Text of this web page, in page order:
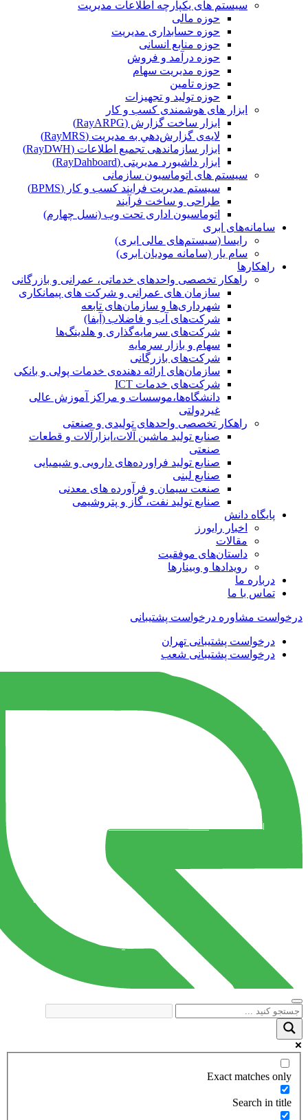
سیستم های یکپارچه اطلاعات مدیریت
حوزه مالی
حوزه حسابداری مدیریت
حوزه منابع انسانی
حوزه درآمد و فروش
حوزه مدیریت سهام
حوزه تامین
حوزه تولید و تجهیزات
ابزار های هوشمندی کسب و کار
ابزار ساخت گزارش (RayARPG)
لایه‌ی گزارش‌دهي به مديريت (RayMRS)
ابزار سازماندهی تجمیع اطلاعات (RayDWH)
ابزار داشبورد مدیریتی (RayDahboard)
سیستم های اتوماسیون سازمانی
سیستم مدیریت فرایند کسب و کار (BPMS)
طراحی و ساخت فرآیند
اتوماسیون اداری تحت وب (نسل چهارم)
سامانه‌های ابری
رایسا (سیستم‌های مالی ابری)
سام یار (سامانه مودیان ابری)
راهکارها
راهکار تخصصی واحدهای خدماتی، عمرانی و بازرگانی
سازمان های عمرانی و شرکت های پیمانکاری
شهرداری‌ها و سازمان‌های تابعه
شرکت‌های آب و فاضلاب (آبفا)
شرکت‌های سرمایه‌گذاری و هلدینگ‌ها
سهام و بازار سرمایه
شرکت‌های بازرگانی
سازمان‌های ارائه دهنده‌ی خدمات پولی و بانکی
شرکت‌های خدمات ICT
دانشگاه‌ها،موسسات و مراکز آموزش عالی
غیردولتی
راهکار تخصصی واحدهای تولیدی و صنعتی
صنایع توليد ماشين آلات،ابزارآلات و قطعات
صنعتی
صنایع تولید فراورده‌های دارویی و شیمیایی
صنایع لبنی
صنعت سیمان و فرآورده های معدنی
صنایع تولید نفت، گاز و پتروشيمی
پایگاه دانش
اخبار رایورز
مقالات
داستان‌های موفقیت
رویدادها و وبینارها
درباره ما
تماس با ما
درخواست مشاوره درخواست پشتیبانی
درخواست پشتیبانی تهران
درخواست پشتیبانی شعب
Exact matches only
Search in title